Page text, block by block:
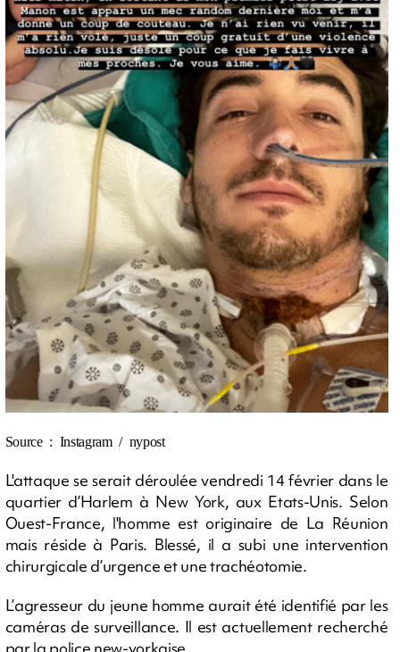
Source : Instagram / nypost
L'attaque se serait déroulée vendredi 14 février dans le
quartier d’Harlem à New York, aux Etats-Unis. Selon
Ouest-France, l'homme est originaire de La Réunion
mais réside à Paris. Blessé, il a subi une intervention
chirurgicale d’urgence et une trachéotomie.
L’agresseur du jeune homme aurait été identifié par les
caméras de surveillance. Il est actuellement recherché